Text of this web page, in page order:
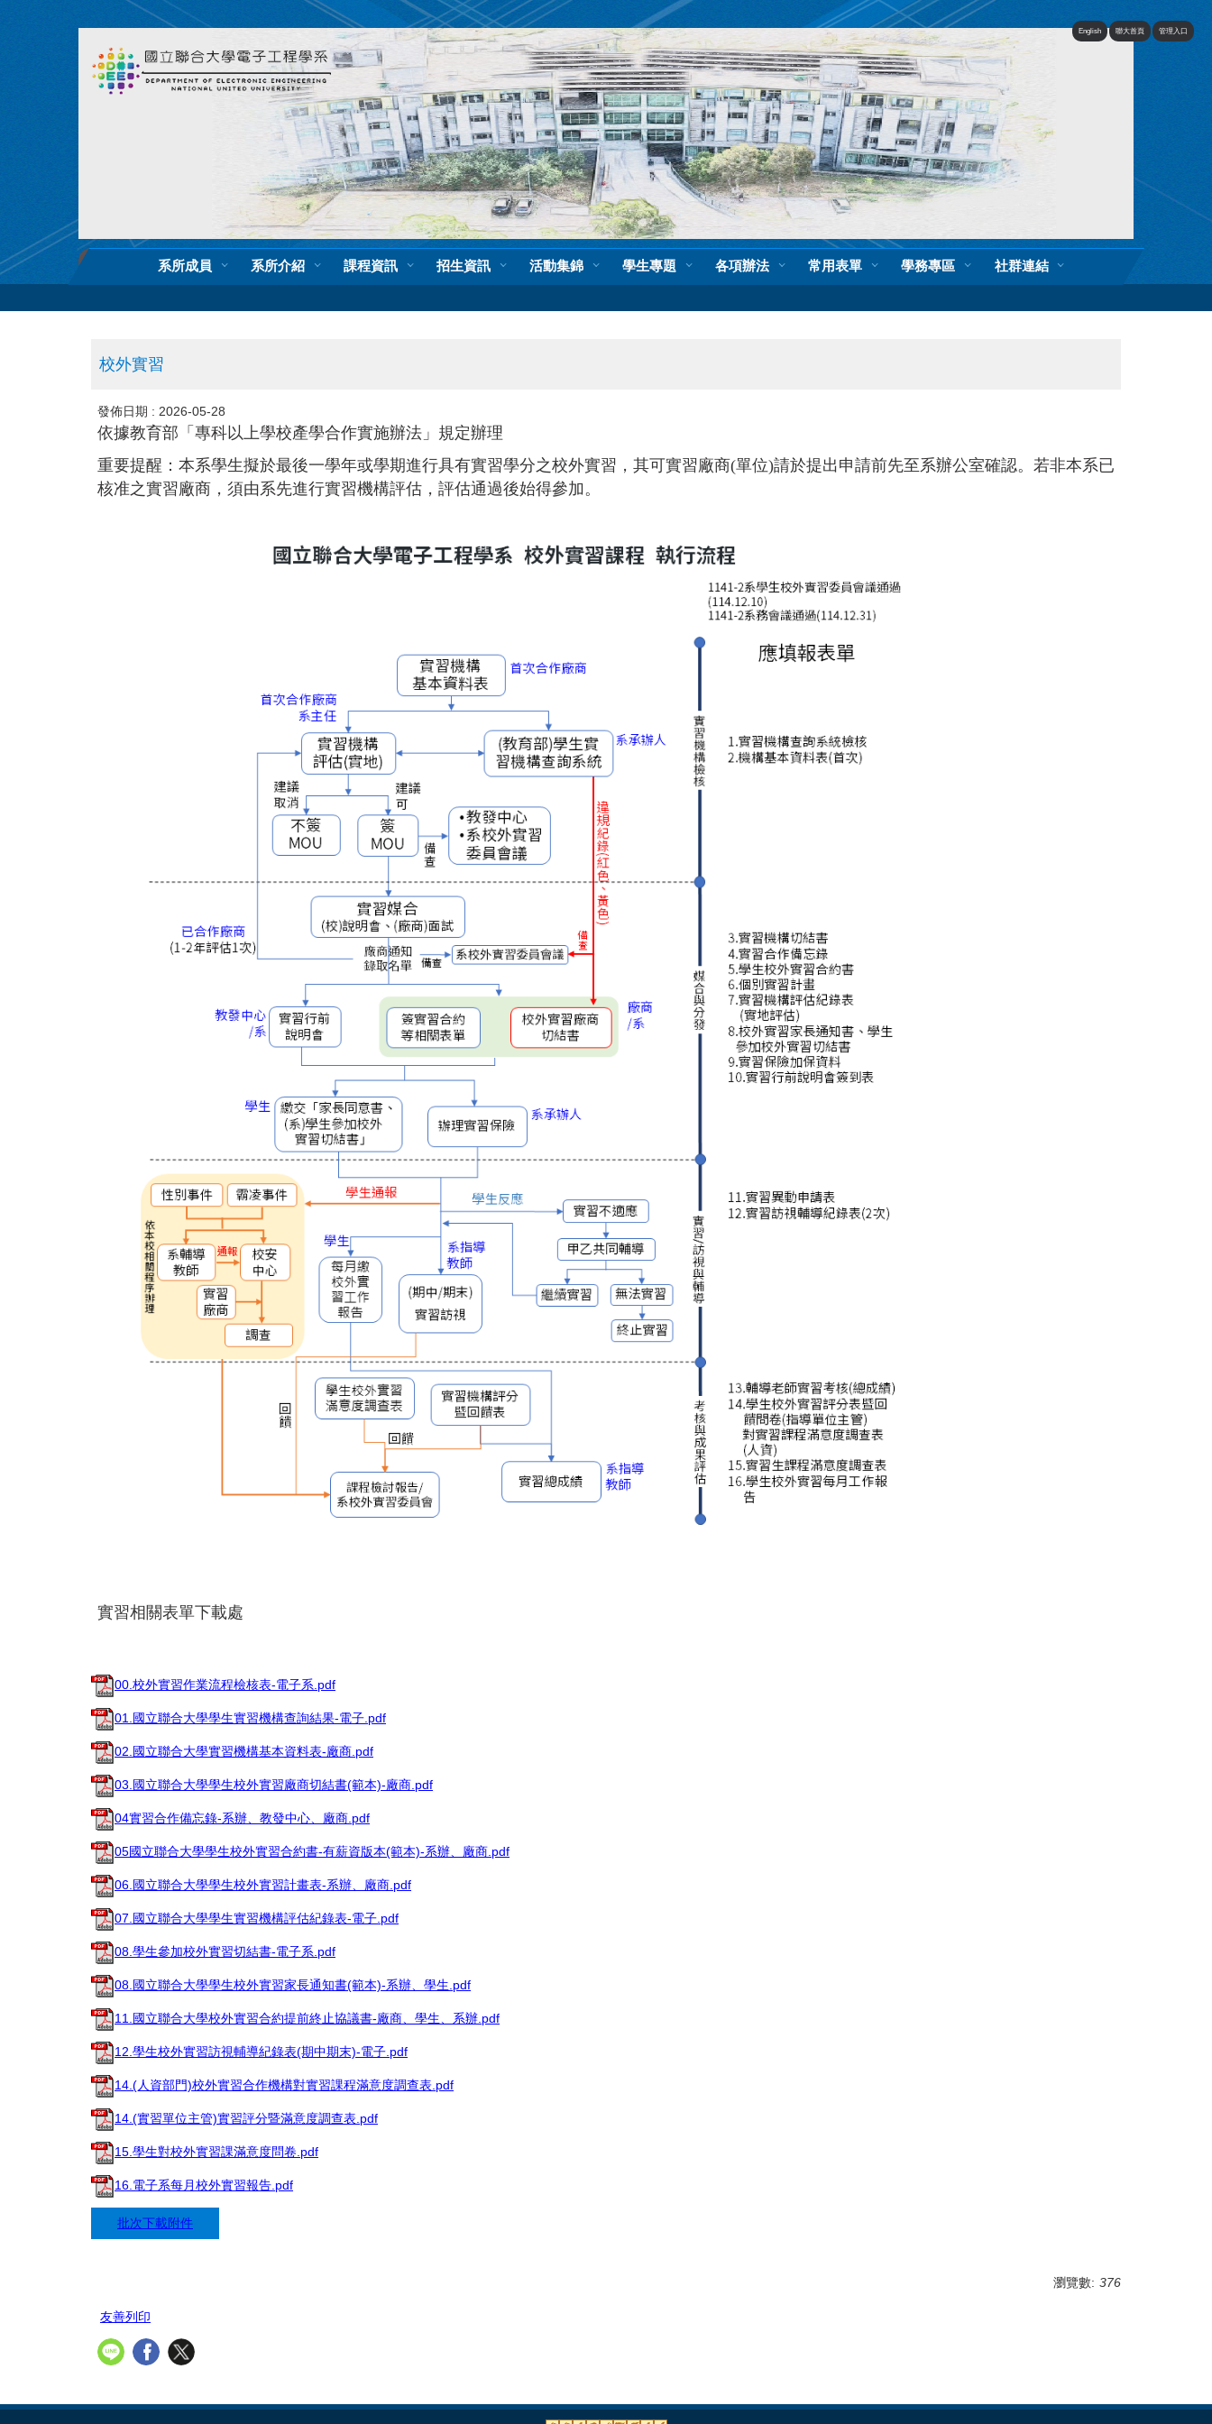
English 聯大首頁 管理入口
系所成員 系所介紹 課程資訊 招生資訊 活動集錦 學生專題 各項辦法 常用表單 學務專區 社群連結
校外實習
發佈日期 : 2026-05-28
依據教育部「專科以上學校產學合作實施辦法」規定辦理
重要提醒：本系學生擬於最後一學年或學期進行具有實習學分之校外實習，其可實習廠商(單位)請於提出申請前先至系辦公室確認。若非本系已
核准之實習廠商，須由系先進行實習機構評估，評估通過後始得參加。
實習相關表單下載處
00.校外實習作業流程檢核表-電子系.pdf
01.國立聯合大學學生實習機構查詢結果-電子.pdf
02.國立聯合大學實習機構基本資料表-廠商.pdf
03.國立聯合大學學生校外實習廠商切結書(範本)-廠商.pdf
04實習合作備忘錄-系辦、教發中心、廠商.pdf
05國立聯合大學學生校外實習合約書-有薪資版本(範本)-系辦、廠商.pdf
06.國立聯合大學學生校外實習計畫表-系辦、廠商.pdf
07.國立聯合大學學生實習機構評估紀錄表-電子.pdf
08.學生參加校外實習切結書-電子系.pdf
08.國立聯合大學學生校外實習家長通知書(範本)-系辦、學生.pdf
11.國立聯合大學校外實習合約提前終止協議書-廠商、學生、系辦.pdf
12.學生校外實習訪視輔導紀錄表(期中期末)-電子.pdf
14.(人資部門)校外實習合作機構對實習課程滿意度調查表.pdf
14.(實習單位主管)實習評分暨滿意度調查表.pdf
15.學生對校外實習課滿意度問卷.pdf
16.電子系每月校外實習報告.pdf
批次下載附件
瀏覽數: 376
友善列印